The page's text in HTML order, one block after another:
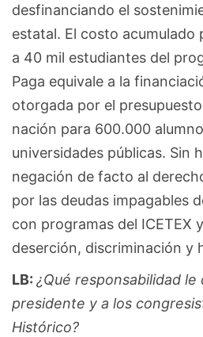
desfinanciando el
estatal. El costo acumulado
a 40 mil estudiantes del
Paga equivale a la
otorgada por el
nación para 600.000
universidades públicas. Sin
negación de facto al
por las deudas impagables
con programas del ICETEX
deserción, discriminación y
LB: ¿Qué responsabilidad le
presidente y a los
Histórico?